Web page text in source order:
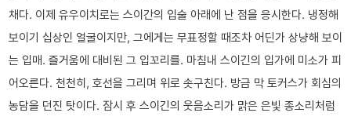
채다. 이제 유우이치로는 스이간의 입술 아래에 난 점을 응시한다. 냉정해
보이기 십상인 얼굴이지만, 그에게는 무표정할 때조차 어딘가 상냥해 보이
는 입매. 즐거움에 대비된 그 입꼬리를. 마침내 스이긴의 입가에 미소가 피
어오른다. 천천히, 호선을 그리며 위로 솟구친다. 방금 막 토커스가 회심의
농담을 던진 탓이다. 잠시 후 스이긴의 웃음소리가 맑은 은빛 종소리처럼